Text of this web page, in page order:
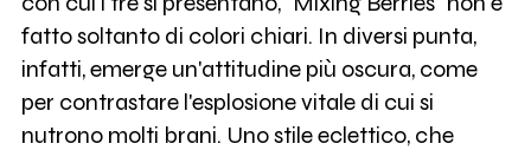
fatto soltanto di colori chiari. In diversi punta,
infatti, emerge un'attitudine più oscura, come
per contrastare l'esplosione vitale di cui si
nutrono molti brani. Uno stile eclettico, che